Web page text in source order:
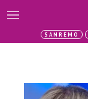
SANREMO